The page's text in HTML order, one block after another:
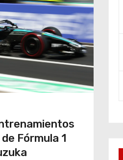
Fórmula 1